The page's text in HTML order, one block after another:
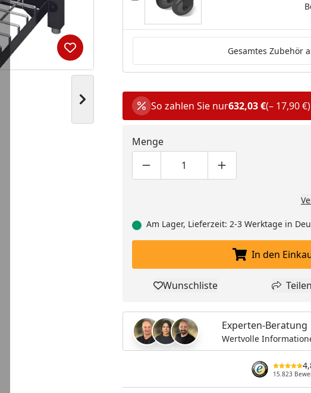
Nächstes Bild anzeigen
Produkt zur Wunschliste hinzufügenGesamtes Zubehör
So zahlen Sie nur632,03 €(– 17,90 €)
Menge
Produktmenge um eins verringern
Produktmenge manuell
Produktmenge um
Am Lager, Lieferzeit: 2-3 Werktage in
In
In den
Produkt zur Wunschliste
Wunschliste Teilen
Teilen
Experten-Beratung
Wertvolle
15.823